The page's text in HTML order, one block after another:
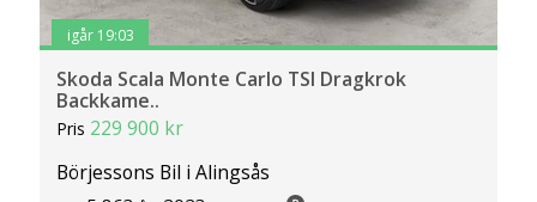
igår 19:03
Skoda Scala Monte Carlo TSI Dragkrok
Backkame..
Pris 229 900 kr
Börjessons Bil i Alingsås